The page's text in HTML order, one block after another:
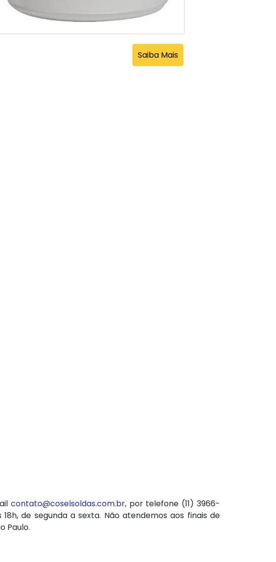
Saiba Mais
contato@coselsoldas.com.br, por telefone (11) 3966-
de segunda a sexta. Não atendemos aos finais de
Paulo.